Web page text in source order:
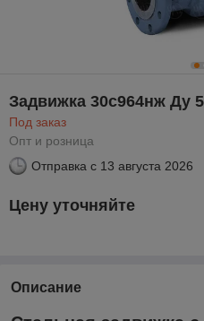
Задвижка 30с964нж Ду
Под заказ
Опт и розница
Отправка с 13 августа 2026
Цену уточняйте
Описание